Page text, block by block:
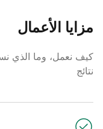
مزايا الأعمال
كيف نعمل، وما الذي
نتائج